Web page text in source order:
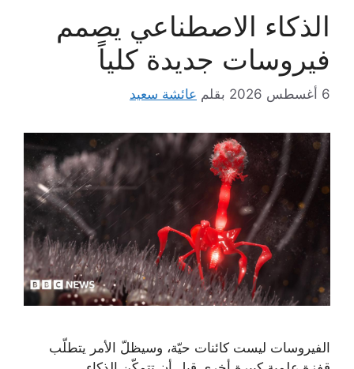
الذكاء الاصطناعي يصمم
فيروسات جديدة كلياً
6 أغسطس 2026 بقلم عائشة سعيد
الفيروسات ليست كائنات حيّة، وسيظلّ الأمر يتطلّب